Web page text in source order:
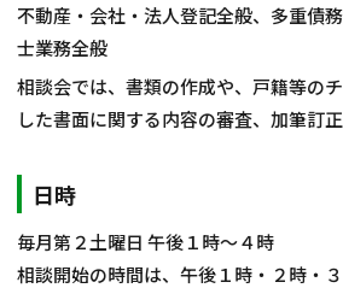
不動産・会社・法人登記全般、多重債
士業務全般
相談会では、書類の作成や、戸籍等の
した書面に関する内容の審査、加筆訂
日時
毎月第２土曜日 午後１時～４時
相談開始の時間は、午後１時・２時・３